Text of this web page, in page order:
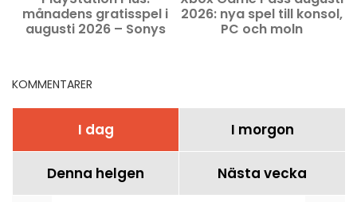
månadens gratisspel i
augusti 2026 – Sonys
2026: nya spel till konsol,
PC och moln
KOMMENTARER
I dag I morgon
Denna helgen Nästa vecka